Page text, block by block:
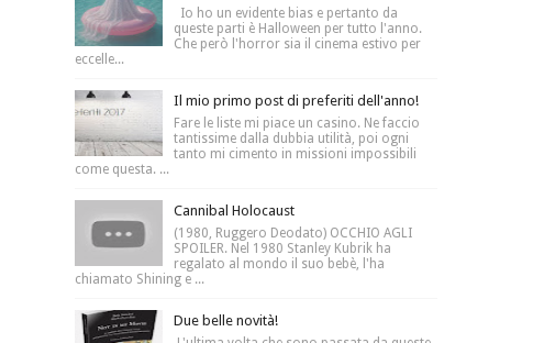
Io ho un evidente bias e pertanto da
queste parti è Halloween per tutto l'anno.
Che però l'horror sia il cinema estivo per
eccelle...
Il mio primo post di preferiti dell'anno!
Fare le liste mi piace un casino. Ne faccio
tantissime dalla dubbia utilità, poi ogni
tanto mi cimento in missioni impossibili
come questa. ...
Cannibal Holocaust
(1980, Ruggero Deodato) OCCHIO AGLI
SPOILER. Nel 1980 Stanley Kubrik ha
regalato al mondo il suo bebè, l'ha
chiamato Shining e ...
Due belle novità!